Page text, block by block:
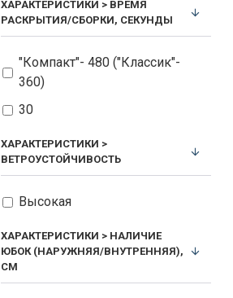
ХАРАКТЕРИСТИКИ > ВРЕМЯ
РАСКРЫТИЯ/СБОРКИ, СЕКУНДЫ
"Компакт"- 480 ("Классик"-
360)
30
ХАРАКТЕРИСТИКИ >
ВЕТРОУСТОЙЧИВОСТЬ
Высокая
ХАРАКТЕРИСТИКИ > НАЛИЧИЕ
ЮБОК (НАРУЖНЯЯ/ВНУТРЕННЯЯ),
СМ